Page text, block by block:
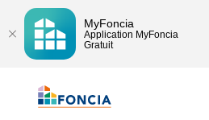
MyFoncia
Application MyFoncia
Gratuit